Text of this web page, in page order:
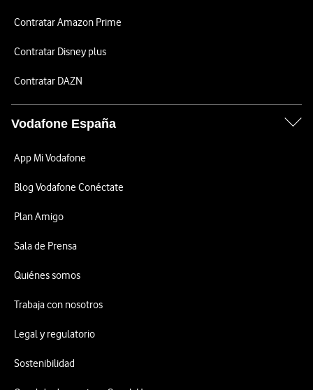
Contratar Amazon Prime
Contratar Disney plus
Contratar DAZN
Vodafone España
App Mi Vodafone
Blog Vodafone Conéctate
Plan Amigo
Sala de Prensa
Quiénes somos
Trabaja con nosotros
Legal y regulatorio
Sostenibilidad